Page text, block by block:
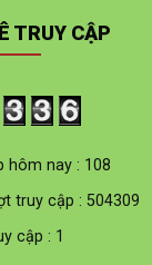
TRUY CẬP
hôm nay : 108
truy cập : 504309
cập : 1